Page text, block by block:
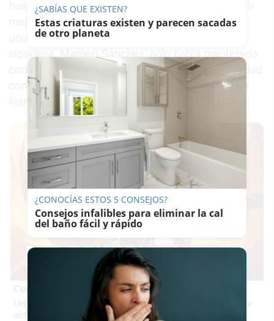
huelga indefinida partir del 3 de enero para exigir
mejoras salariales y sociales para la plantilla, de
unos 400 empleados, el equipo que preside la
alcaldesa, Mamen Sánchez, solo había mantenido
contactos con la gerencia del servicio en la ciudad
con motivo precisamente de las reuniones para
fijar los servicios mínimos.
Un verdadero MMORPG de la vieja escuela ¡Cómo los de
antes, pero mejor!
¿SABÍAS QUE EXISTEN?
Estas criaturas existen y parecen sacadas
de otro planeta
¿CONOCÍAS ESTOS 5 CONSEJOS?
Consejos infalibles para eliminar la cal
del baño fácil y rápido